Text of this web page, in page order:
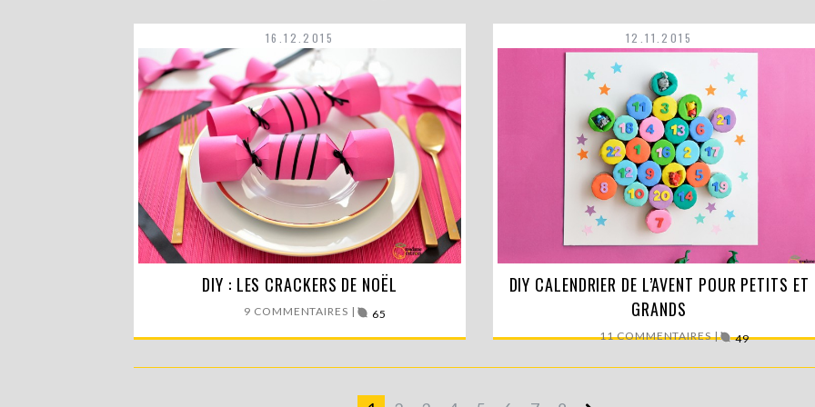
16.12.2015
Dans une semaine, c’est Noël ! Je n’allais pas te…
LIRE LA SUITE
DIY : LES CRACKERS DE NOËL
9 COMMENTAIRES | 65
12.11.2015
Le compte à rebours a déjà commencé ! Il ne…
LIRE LA SUITE
DIY CALENDRIER DE L’AVENT POUR PETITS ET
GRANDS
11 COMMENTAIRES | 49